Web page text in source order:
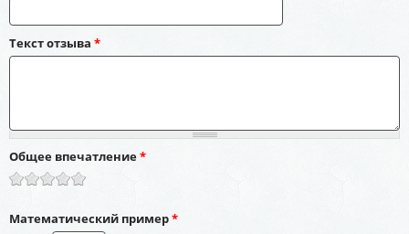
Текст отзыва *
Общее впечатление*
Математический пример*